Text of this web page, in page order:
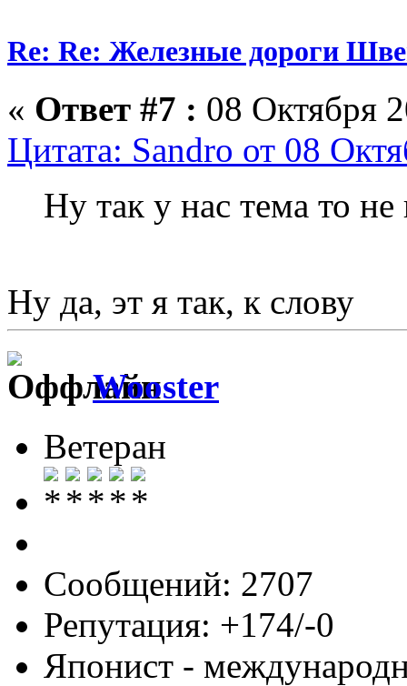
Re: Re: Железные дороги
« Ответ #7 : 08 Октября
Цитата: Sandro от 08
Ну так у нас тема то
Ну да, эт я так, к слову
Wooster
Ветеран
Сообщений: 2707
Репутация: +174/-0
Японист -